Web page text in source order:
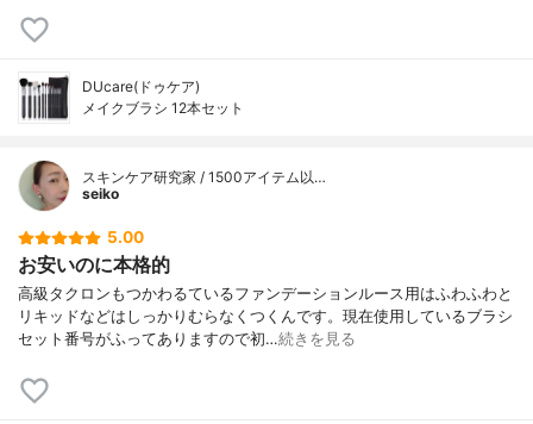
DUcare(ドゥケア)
メイクブラシ 12本セット
スキンケア研究家 / 1500アイテム以…
seiko
5.00
お安いのに本格的
高級タクロンもつかわるているファンデーションルース用はふわふわと
リキッドなどはしっかりむらなくつくんです。現在使用しているブラシ
セット番号がふってありますので初…続きを見る